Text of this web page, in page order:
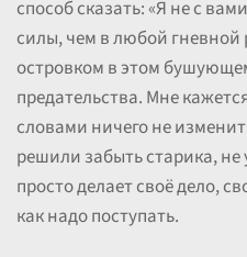
способ сказать: «Я не с
силы, чем в любой гневной
островком в этом
предательства. Мне
словами ничего не
решили забыть старика,
просто делает своё дело,
как надо поступать.